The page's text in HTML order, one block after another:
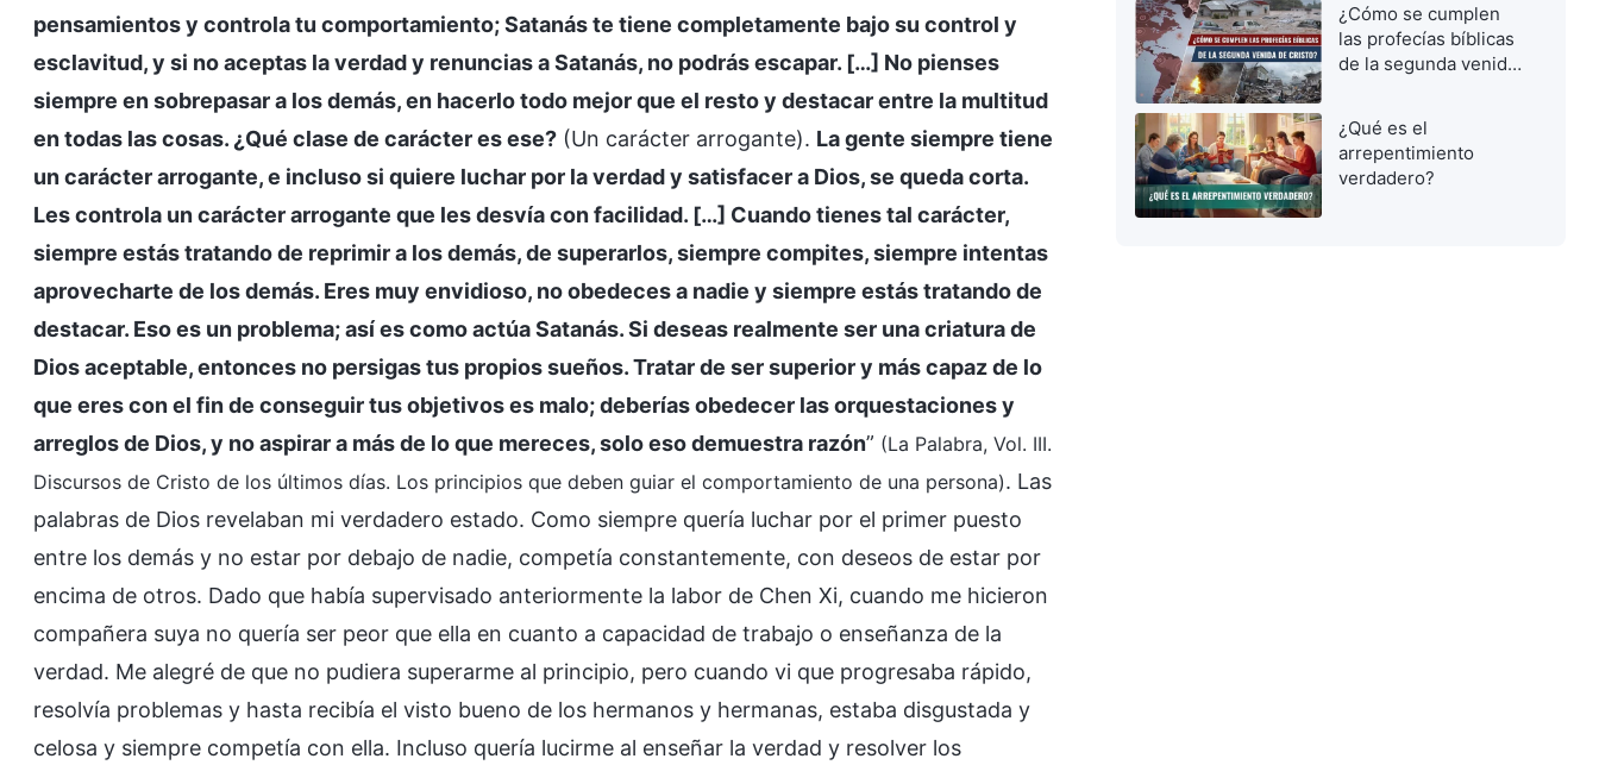
pensamientos y controla tu comportamiento; Satanás te tiene completamente bajo su control y
esclavitud, y si no aceptas la verdad y renuncias a Satanás, no podrás escapar. […] No pienses
siempre en sobrepasar a los demás, en hacerlo todo mejor que el resto y destacar entre la multitud
en todas las cosas. ¿Qué clase de carácter es ese? (Un carácter arrogante). La gente siempre tiene
un carácter arrogante, e incluso si quiere luchar por la verdad y satisfacer a Dios, se queda corta.
Les controla un carácter arrogante que les desvía con facilidad. […] Cuando tienes tal carácter,
siempre estás tratando de reprimir a los demás, de superarlos, siempre compites, siempre intentas
aprovecharte de los demás. Eres muy envidioso, no obedeces a nadie y siempre estás tratando de
destacar. Eso es un problema; así es como actúa Satanás. Si deseas realmente ser una criatura de
Dios aceptable, entonces no persigas tus propios sueños. Tratar de ser superior y más capaz de lo
que eres con el fin de conseguir tus objetivos es malo; deberías obedecer las orquestaciones y
arreglos de Dios, y no aspirar a más de lo que mereces, solo eso demuestra razón” (La Palabra, Vol. III.
Discursos de Cristo de los últimos días. Los principios que deben guiar el comportamiento de una persona). Las
palabras de Dios revelaban mi verdadero estado. Como siempre quería luchar por el primer puesto
entre los demás y no estar por debajo de nadie, competía constantemente, con deseos de estar por
encima de otros. Dado que había supervisado anteriormente la labor de Chen Xi, cuando me hicieron
compañera suya no quería ser peor que ella en cuanto a capacidad de trabajo o enseñanza de la
verdad. Me alegré de que no pudiera superarme al principio, pero cuando vi que progresaba rápido,
resolvía problemas y hasta recibía el visto bueno de los hermanos y hermanas, estaba disgustada y
celosa y siempre competía con ella. Incluso quería lucirme al enseñar la verdad y resolver los
¿Cómo se cumplen
las profecías bíblicas
de la segunda venida
¿Qué es el
arrepentimiento
verdadero?